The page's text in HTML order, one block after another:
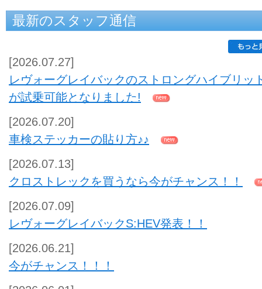
最新のスタッフ通信
[2026.07.27]
レヴォーグレイバックのストロングハイブリッ
が試乗可能となりました!
[2026.07.20]
車検ステッカーの貼り方♪♪
[2026.07.13]
クロストレックを買うなら今がチャンス！！
[2026.07.09]
レヴォーグレイバックS:HEV発表！！
[2026.06.21]
今がチャンス！！！